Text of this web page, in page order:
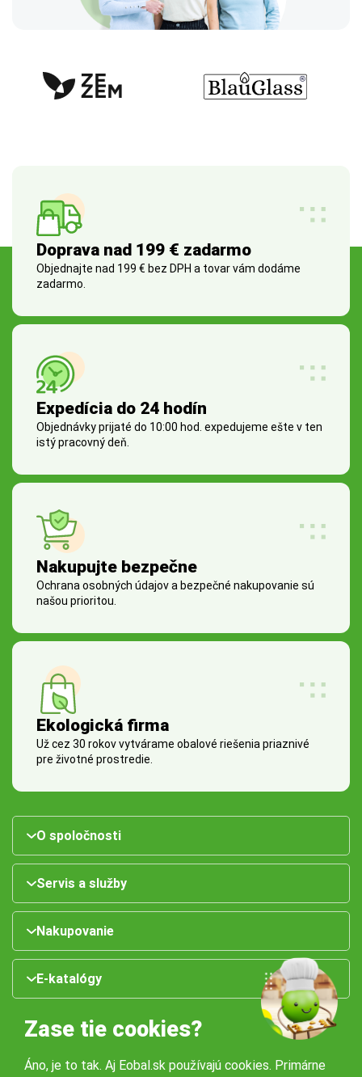
Doprava nad 199 € zadarmo
Objednajte nad 199 € bez DPH a tovar vám dodáme
zadarmo.
Expedícia do 24 hodín
Objednávky prijaté do 10:00 hod. expedujeme ešte v ten
istý pracovný deň.
Nakupujte bezpečne
Ochrana osobných údajov a bezpečné nakupovanie sú
našou prioritou.
Ekologická firma
Už cez 30 rokov vytvárame obalové riešenia priaznivé
pre životné prostredie.
O spoločnosti
Servis a služby
Nakupovanie
E-katalógy
Zase tie cookies?
Áno, je to tak. Aj Eobal.sk používajú cookies. Primárne